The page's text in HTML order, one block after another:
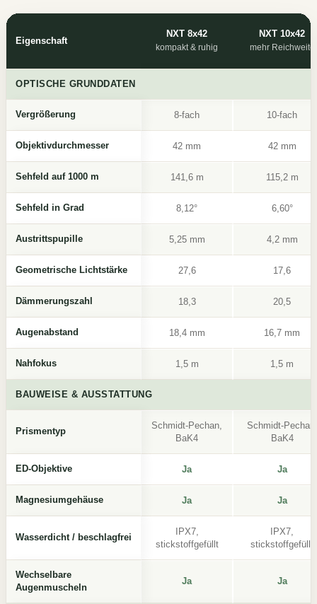
Eigenschaft
NXT 8x42
kompakt & ruhig
NXT 10x42
mehr Reichweite
OPTISCHE GRUNDDATEN
Vergrößerung 8-fach 10-fach
Objektivdurchmesser 42 mm 42 mm
Sehfeld auf 1000 m 141,6 m 115,2 m
Sehfeld in Grad 8,12° 6,60°
Austrittspupille 5,25 mm 4,2 mm
Geometrische Lichtstärke 27,6 17,6
Dämmerungszahl 18,3 20,5
Augenabstand 18,4 mm 16,7 mm
Nahfokus 1,5 m 1,5 m
BAUWEISE & AUSSTATTUNG
Prismentyp
Schmidt-Pechan,
BaK4
Schmidt-Pechan,
BaK4
ED-Objektive Ja Ja
Magnesiumgehäuse Ja Ja
Wasserdicht / beschlagfrei
IPX7,
stickstoffgefüllt
IPX7,
stickstoffgefüllt
Wechselbare
Augenmuscheln
Ja Ja